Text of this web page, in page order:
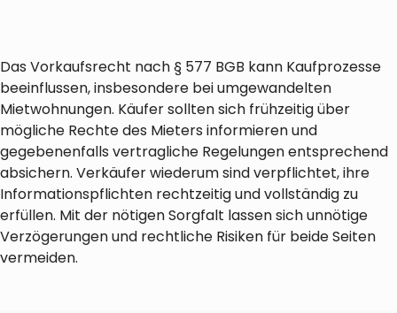
Das Vorkaufsrecht nach § 577 BGB kann Kaufprozesse
beeinflussen, insbesondere bei umgewandelten
Mietwohnungen. Käufer sollten sich frühzeitig über
mögliche Rechte des Mieters informieren und
gegebenenfalls vertragliche Regelungen entsprechend
absichern. Verkäufer wiederum sind verpflichtet, ihre
Informationspflichten rechtzeitig und vollständig zu
erfüllen. Mit der nötigen Sorgfalt lassen sich unnötige
Verzögerungen und rechtliche Risiken für beide Seiten
vermeiden.